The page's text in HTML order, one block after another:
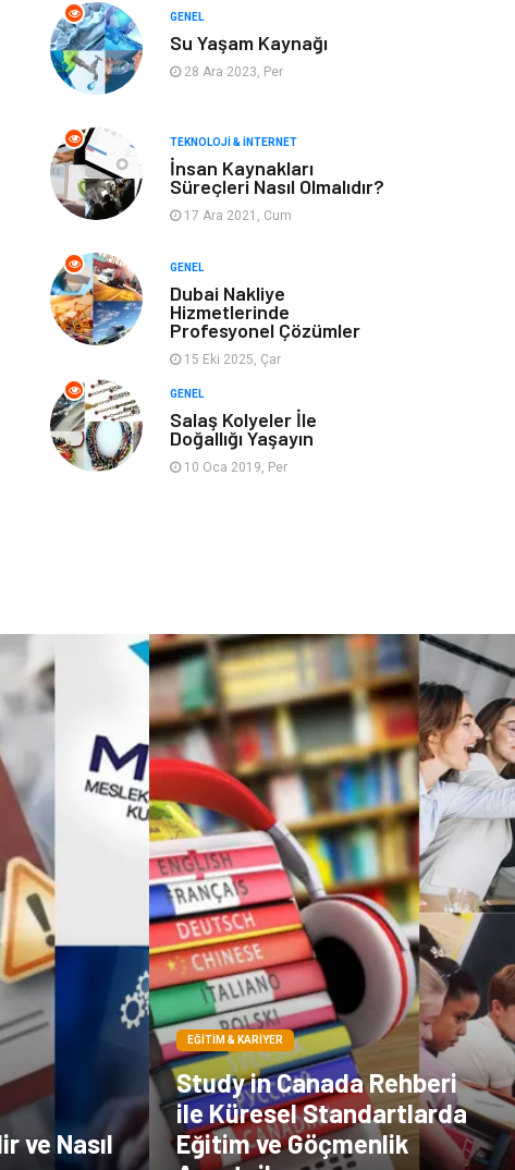
Müzik
Gayrimenkul Spor
Finans& Ekonomi
Genel Kültür Emlak
Mobilya göz sağlığı
Astroloji Sigorta
Cam
Bebek Giyim Veteriner
GENEL
Su Yaşam Kaynağı
28 Ara 2023, Per
TEKNOLOJI & İNTERNET
İnsan Kaynakları
Süreçleri Nasıl Olmalıdır?
17 Ara 2021, Cum
GENEL
Dubai Nakliye
Hizmetlerinde
Profesyonel Çözümler
15 Eki 2025, Çar
GENEL
Salaş Kolyeler İle
Doğallığı Yaşayın
10 Oca 2019, Per
ve Nasıl
EĞITIM & KARIYER
Study in Canada Rehberi
ile Küresel Standartlarda
Eğitim ve Göçmenlik